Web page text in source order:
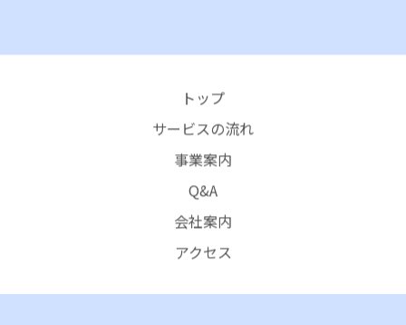
トップ
サービスの流れ
事業案内
Q&A
会社案内